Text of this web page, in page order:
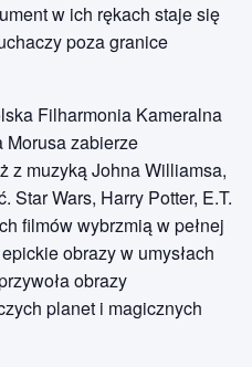
w ich rękach staje się
poza granice
Filharmonia Kameralna
Morusa zabierze
z muzyką Johna Williamsa,
Star Wars, Harry Potter, E.T.
filmów wybrzmią w pełnej
obrazy w umysłach
obrazy
planet i magicznych